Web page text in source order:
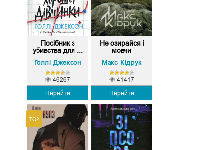
Посібник з
убивства для ...
Голлі Джексон
Перейти
46267
Не озирайся і
мовчи
Макс Кідрук
Перейти
41417